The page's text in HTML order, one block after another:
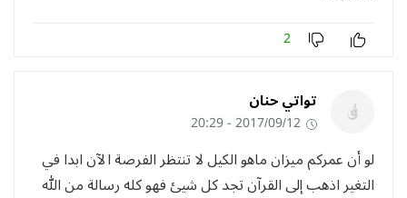
2
تواتي حنان
2017/09/12 - 20:29
لو أن عمركم ميزان ماهو الكيل ﻻ تنتظر الفرصة اﻵن ابدا في
التغير اذهب إلى القرآن تجد كل شيئ فهو كله رسالة من الله